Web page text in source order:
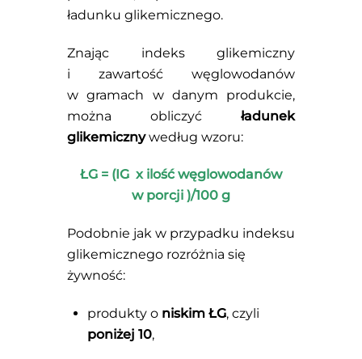
ładunku glikemicznego.
Znając indeks glikemiczny
i zawartość węglowodanów
w gramach w danym produkcie,
można obliczyćładunek
glikemicznywedług wzoru:
ŁG = (IG x ilość węglowodanów
w porcji )/100 g
Podobnie jak w przypadku indeksu
glikemicznego rozróżnia się
żywność:
produkty o niskim ŁG, czyli
poniżej 10,